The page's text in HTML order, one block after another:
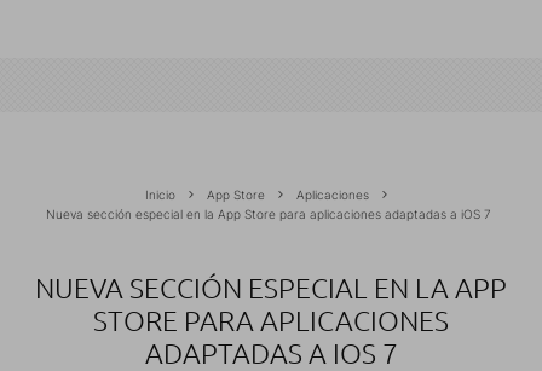
Inicio App Store
Aplicaciones
Nueva sección especial en la App Store para aplicaciones adaptadas a iOS 7
NUEVA SECCIÓN ESPECIAL EN LA APP
STORE PARA APLICACIONES
ADAPTADAS A IOS 7